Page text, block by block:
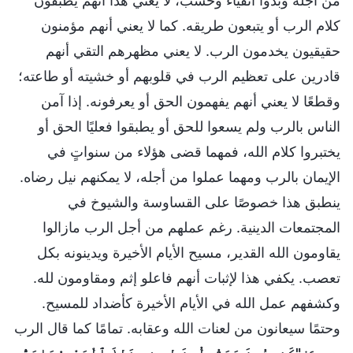
كلام الرب أو يتبعون طريقه. كما لا يعني أنهم مؤمنون
حقيقيون يخدمون الرب. لا يعني مظهرهم التقي أنهم
قادرين على تعظيم الرب في قلوبهم أو خشيته أو طاعته؛
وقطعًا لا يعني أنهم يفهمون الحق أو يعرفونه. إذا آمن
الناس بالرب ولم يسعوا للحق أو يطبقوا فعليًا الحق أو
يختبروا كلام الله، فمهما قضى هؤلاء من سنواتٍ في
الإيمان بالرب ومهما عملوا من أجله، لا يمكنهم نيل رضاه.
ينطبق هذا خصوصًا على القساوسة والشيوخ في
المجتمعات الدينية. رغم عملهم من أجل الرب مازالوا
يقاومون الله القدير، مسيح الأيام الأخيرة ويدينونه بكل
تعصب. يكفي هذا لإثبات أنهم فاعلو إثم ومقاومون لله.
وكشفهم عمل الله في الأيام الأخيرة كأضداد للمسيح.
وحتمًا سيعانون من لعنات الله وعقابه. تمامًا كما قال الرب